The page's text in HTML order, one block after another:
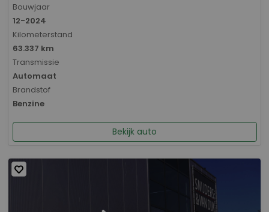
Bouwjaar
12-2024
Kilometerstand
63.337 km
Transmissie
Automaat
Brandstof
Benzine
Bekijk auto